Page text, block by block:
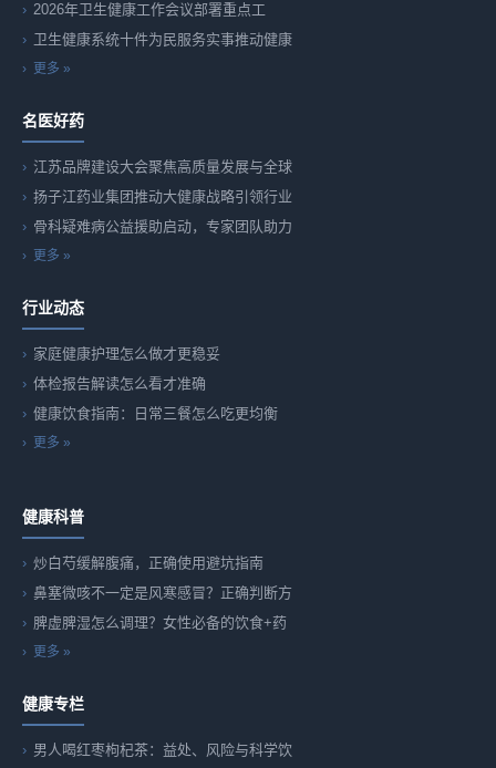
2026年卫生健康工作会议部署重点工
卫生健康系统十件为民服务实事推动健康
更多 »
名医好药
江苏品牌建设大会聚焦高质量发展与全球
扬子江药业集团推动大健康战略引领行业
骨科疑难病公益援助启动，专家团队助力
更多 »
行业动态
家庭健康护理怎么做才更稳妥
体检报告解读怎么看才准确
健康饮食指南：日常三餐怎么吃更均衡
更多 »
健康科普
炒白芍缓解腹痛，正确使用避坑指南
鼻塞微咳不一定是风寒感冒？正确判断方
脾虚脾湿怎么调理？女性必备的饮食+药
更多 »
健康专栏
男人喝红枣枸杞茶：益处、风险与科学饮